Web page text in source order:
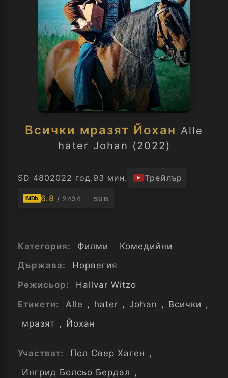
Всички мразят Йохан Alle
hater Johan (2022)
SD 4802022 год.93 мин. Трейлър
IMDb 6.8 / 2434 SUB
Категория: Филми
Комедийни
Държава:
Норвегия
Режисьор:
Hallvar Witzo
Етикети:
Alle , hater , Johan , Всички ,
мразят , Йохан
Участват: Пол Свер Хаген ,
Ингрид Болсьо Бердал ,